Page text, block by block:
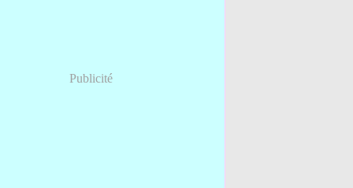
Publicité